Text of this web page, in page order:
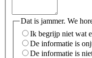
Dat is jammer. We
Ik begrijp niet wat
De informatie is
De informatie is